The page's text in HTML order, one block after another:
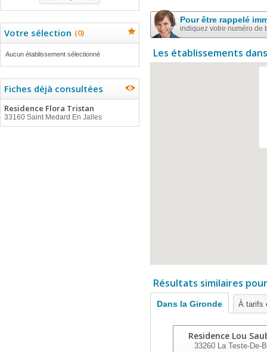
Votre sélection (0)
Aucun établissement sélectionné
Fiches déjà consultées
Residence Flora Tristan
33160 Saint Medard En Jalles
Pour être rappelé
indiquez votre numéro de
Les établissements
Résultats similaires
Dans la Gironde À tarifs
Residence Lou
33260 La Teste-De-